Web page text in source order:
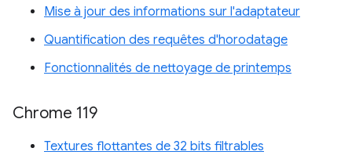
Mise à jour des informations sur l'adaptateur
Quantification des requêtes d'horodatage
Fonctionnalités de nettoyage de printemps
Chrome 119
Textures flottantes de 32 bits filtrables